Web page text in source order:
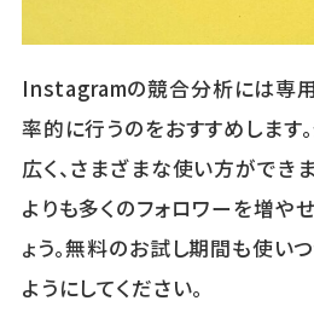
Instagramの競合分析には専
率的に行うのをおすすめします
広く、さまざまな使い方ができ
よりも多くのフォロワーを増や
ょう。無料のお試し期間も使い
ようにしてください。